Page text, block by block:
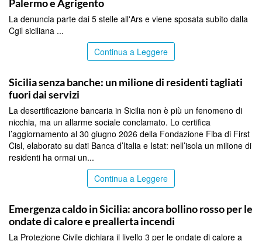
Palermo e Agrigento
La denuncia parte dai 5 stelle all'Ars e viene sposata subito dalla
Cgil siciliana ...
Continua a Leggere
Sicilia senza banche: un milione di residenti tagliati
fuori dai servizi
La desertificazione bancaria in Sicilia non è più un fenomeno di
nicchia, ma un allarme sociale conclamato. Lo certifica
l’aggiornamento al 30 giugno 2026 della Fondazione Fiba di First
Cisl, elaborato su dati Banca d’Italia e Istat: nell’isola un milione di
residenti ha ormai un...
Continua a Leggere
Emergenza caldo in Sicilia: ancora bollino rosso per le
ondate di calore e preallerta incendi
La Protezione Civile dichiara il livello 3 per le ondate di calore a